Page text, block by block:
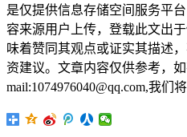
是仅提供信息存储空间服务平
容来源用户上传，登载此文出
味着赞同其观点或证实其描述
资建议。文章内容仅供参考，
mail:1074976040@qq.com,我们